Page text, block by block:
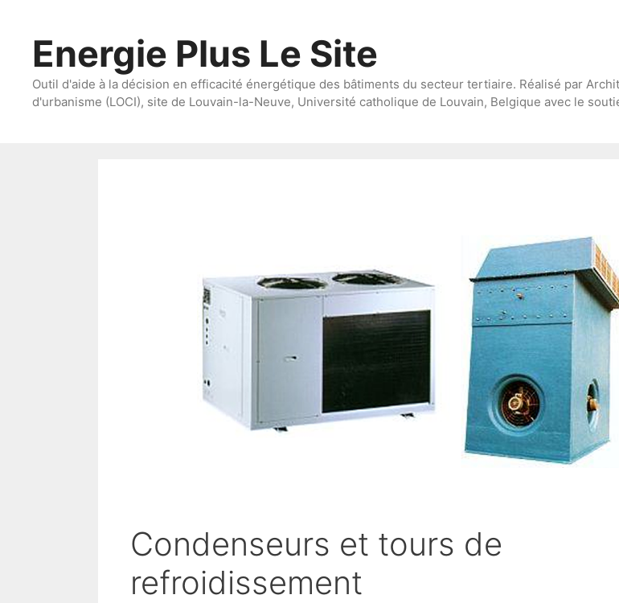
contenuEnergie Plus Le Site
Outil d'aide à la décision en efficacité énergétique des bâtiments du secteur tertiaire. Réalisé par
d'urbanisme (LOCI), site de Louvain-la-Neuve, Université catholique de Louvain, Belgique avec le
Condenseurs et tours de
refroidissement